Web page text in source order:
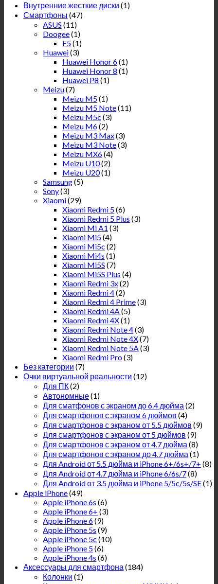
Внутренние жесткие диски (1)
Смартфоны (47)
ASUS (11)
Doogee(1)
F5(1)
Huawei(3)
Huawei Honor 6(1)
Huawei Honor 8 (1)
Huawei P8 (1)
Meizu(7)
Meizu M5(1)
Meizu M5 Note(11)
Meizu M5c (3)
Meizu M6(2)
Meizu M3 Max(3)
Meizu M3 Note(3)
Meizu MX6(4)
Meizu U10(2)
Meizu U20(1)
Samsung(5)
Sony(3)
Xiaomi(29)
Xiaomi Redmi 5(6)
Xiaomi Redmi 5 Plus (3)
Xiaomi Mi A1 (3)
Xiaomi Mi5(4)
Xiaomi Mi5c (2)
Xiaomi Mi4s (1)
Xiaomi Mi5S (7)
Xiaomi Mi5S Plus (4)
Xiaomi Redmi 3x(2)
Xiaomi Redmi 4(2)
Xiaomi Redmi 4 Prime(3)
Xiaomi Redmi 4A(5)
Xiaomi Redmi 4X(1)
Xiaomi Redmi Note 4(3)
Xiaomi Redmi Note 4X(7)
Xiaomi Redmi Note 5A(3)
Xiaomi Redmi Pro(3)
Без категории (7)
Очки виртуальной реальности (12)
Для ПК(2)
Автономные(1)
Для сматфонов с экраном до 6.4 дюйма (2)
Для смартфонов с экраном 6 дюймов (4)
Для смартфонов с экраном от 5.5 дюймов (9)
Для смартфонов с экраном от 5 дюймов (9)
Для смартфонов с экраном от 4.7 дюйма (8)
Для смартфонов с экраном до 4.7 дюйма (1)
Для Android от 5.5 дюйма и iPhone 6+/6s+/7+ (8)
Для Android от 4.7 дюйма и iPhone 6/6s/7(8)
Для Android от 3.5 дюйма и iPhone 5/5c/5s/SE(1)
Apple iPhone(49)
Apple iPhone 6s (6)
Apple iPhone 6+ (3)
Apple iPhone 6(9)
Apple iPhone 5s (9)
Apple iPhone 5c (10)
Apple iPhone 5(6)
Apple iPhone 4s (6)
Аксессуары для смартфона (184)
Колонки (1)